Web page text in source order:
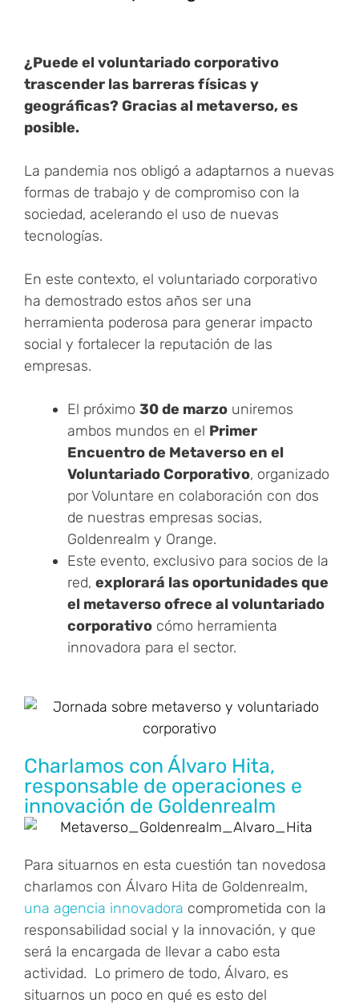
¿Puede el voluntariado corporativo
trascender las barreras físicas y
geográficas? Gracias al metaverso, es
posible.
La pandemia nos obligó a adaptarnos a nuevas
formas de trabajo y de compromiso con la
sociedad, acelerando el uso de nuevas
tecnologías.
En este contexto, el voluntariado corporativo
ha demostrado estos años ser una
herramienta poderosa para generar impacto
social y fortalecer la reputación de las
empresas.
El próximo 30 de marzo uniremos
ambos mundos en el Primer
Encuentro de Metaverso en el
Voluntariado Corporativo, organizado
por Voluntare en colaboración con dos
de nuestras empresas socias,
Goldenrealm y Orange.
Este evento, exclusivo para socios de la
red, explorará las oportunidades que
el metaverso ofrece al voluntariado
corporativo cómo herramienta
innovadora para el sector.
Charlamos con Álvaro Hita,
responsable de operaciones e
innovación de Goldenrealm
Para situarnos en esta cuestión tan novedosa
charlamos con Álvaro Hita de Goldenrealm,
una agencia innovadora comprometida con la
responsabilidad social y la innovación, y que
será la encargada de llevar a cabo esta
actividad. Lo primero de todo, Álvaro, es
situarnos un poco en qué es esto del